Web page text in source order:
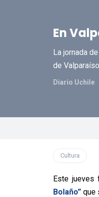
En
La jornada
de
Diario Uchile
Cultura
Este jueves
Bolaño” que